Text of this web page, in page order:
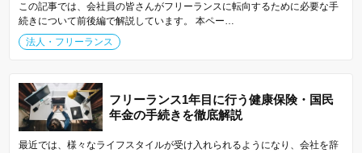
この記事では、会社員の皆さんがフリーランスに転向するために必要な手
続きについて前後編で解説しています。 本ペー…
法人・フリーランス
フリーランス1年目に行う健康保険・国民
年金の手続きを徹底解説
最近では、様々なライフスタイルが受け入れられるようになり、会社を辞